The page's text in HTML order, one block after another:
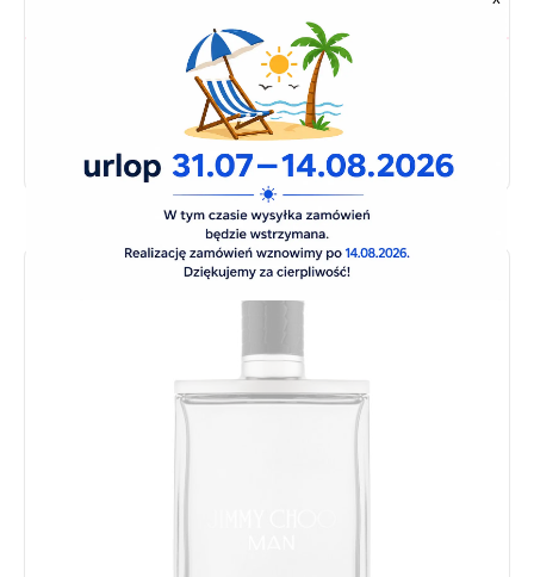
Jimmy Choo Man
Jimmy Choo
Oryginał
375.00 zł